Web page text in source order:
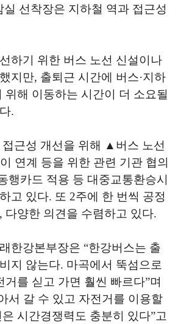
실 선착장은 지하철 역과 접근성
하기 위한 버스 노선 신설이나
지만, 출퇴근 시간에 버스·지하
위해 이동하는 시간이 더 소요될
.
근성 개선을 위해 ▲버스 노선
연계 등을 위한 관련 기관 협의
행카드 적용 등 대중교통환승시
고 있다. 또 2주에 한 번씩 공정
다양한 의견을 수렴하고 있다.
한강본부장은 “한강버스는 출
지 않는다. 마곡에서 뚝섬으로
거를 싣고 가면 훨씬 빠르다”며
서 갈 수 있고 자전거를 이용할
시간경쟁력도 충분히 있다”고